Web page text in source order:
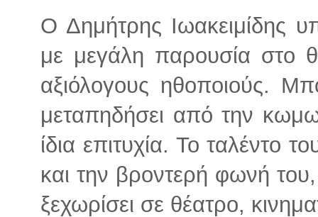
Ο Δημήτρης Ιωακειμίδης
με μεγάλη παρουσία στο
αξιόλογους ηθοποιούς.
μεταπηδήσει από την
ίδια επιτυχία. Το ταλέντο
και την βροντερή φωνή
ξεχωρίσει σε θέατρο,